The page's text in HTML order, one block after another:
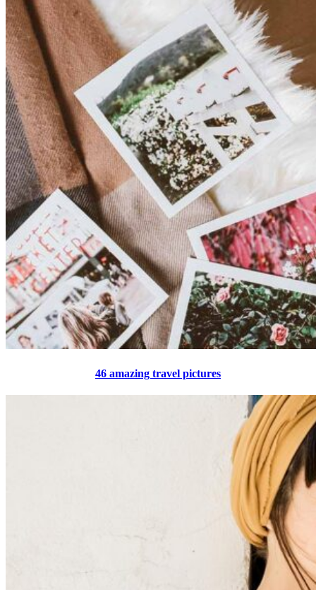
46 amazing travel pictures